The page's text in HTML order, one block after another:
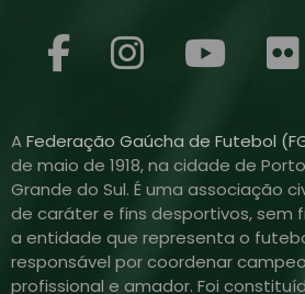
AFederação Gaúcha de Futebol
de maio de 1918, na cidade de
Grande do Sul. É uma associação
de caráter e fins desportivos, sem
a entidade que representa o
responsável por coordenar
profissional e amador. Foi